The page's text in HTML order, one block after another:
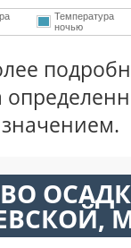
Температура
ночью
значением.